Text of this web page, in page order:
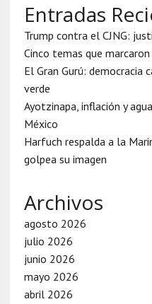
Entradas
Trump contra el CJNG:
Cinco temas que
El Gran Gurú: democracia
verde
Ayotzinapa, inflación y
México
Harfuch respalda a la
golpea su imagen
Archivos
agosto 2026
julio 2026
junio 2026
mayo 2026
abril 2026